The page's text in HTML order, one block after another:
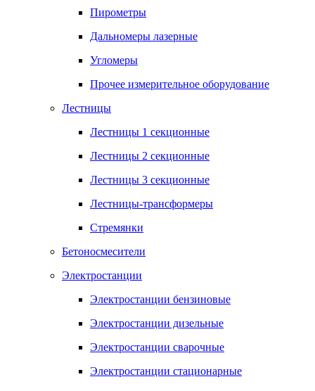
Пирометры
Дальномеры лазерные
Угломеры
Прочее измерительное оборудование
Лестницы
Лестницы 1 секционные
Лестницы 2 секционные
Лестницы 3 секционные
Лестницы-трансформеры
Стремянки
Бетоносмесители
Электростанции
Электростанции бензиновые
Электростанции дизельные
Электростанции сварочные
Электростанции стационарные